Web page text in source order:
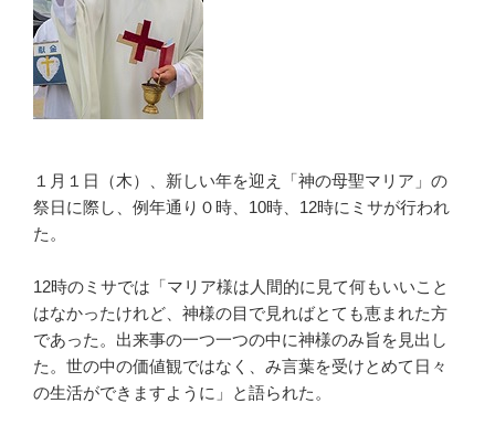
１月１日（木）、新しい年を迎え「神の母聖マリア」の
祭日に際し、例年通り０時、10時、12時にミサが行われ
た。
12時のミサでは「マリア様は人間的に見て何もいいこと
はなかったけれど、神様の目で見ればとても恵まれた方
であった。出来事の一つ一つの中に神様のみ旨を見出し
た。世の中の価値観ではなく、み言葉を受けとめて日々
の生活ができますように」と語られた。